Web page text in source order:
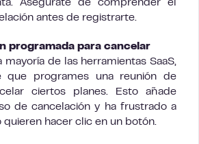
Asegúrate de comprender el
antes de registrarte.
programada para cancelar
mayoría de las herramientas SaaS,
que programes una reunión de
ciertos planes. Esto añade
de cancelación y ha frustrado a
quieren hacer clic en un botón.